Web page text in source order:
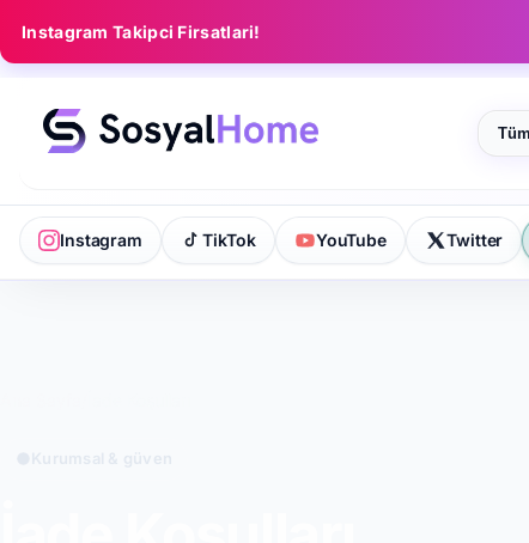
Instagram Takipci Firsatlari!
Instagram TikTok YouTube Twitter